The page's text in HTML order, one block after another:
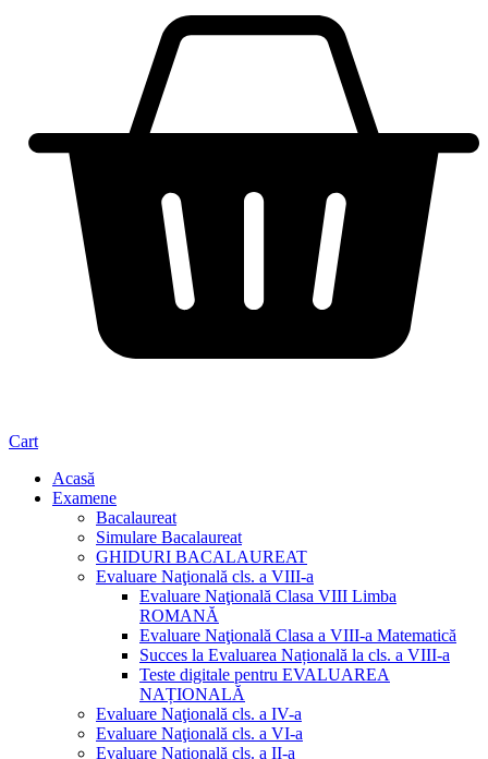
Cart
Acasă
Examene
Bacalaureat
Simulare Bacalaureat
GHIDURI BACALAUREAT
Evaluare Naţională cls. a VIII-a
Evaluare Naţională Clasa VIII Limba
ROMANĂ
Evaluare Naţională Clasa a VIII-a Matematică
Succes la Evaluarea Națională la cls. a VIII-a
Teste digitale pentru EVALUAREA
NAȚIONALĂ
Evaluare Naţională cls. a IV-a
Evaluare Naţională cls. a VI-a
Evaluare Naţională cls. a II-a